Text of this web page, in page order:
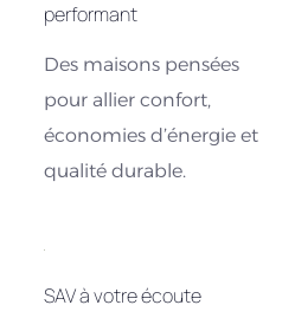
performant
Des maisons pensées
pour allier confort,
économies d’énergie et
qualité durable.
SAV à votre écoute